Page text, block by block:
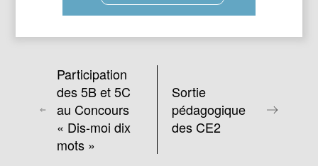
Participation
des 5B et 5C
au Concours
« Dis-moi dix
mots »
Sortie
pédagogique
des CE2